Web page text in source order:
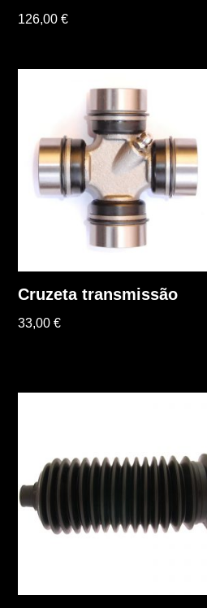
126,00 €
Cruzeta transmissão
33,00 €